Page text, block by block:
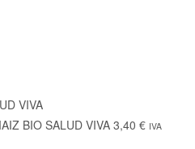
BIO SALUD VIVA 3,40 € IVA